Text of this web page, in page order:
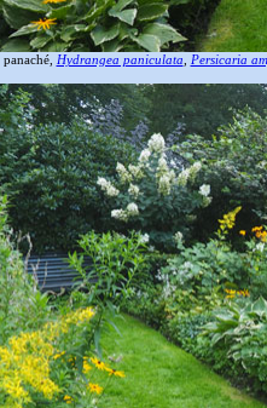
panaché, Hydrangea paniculata Persicaria